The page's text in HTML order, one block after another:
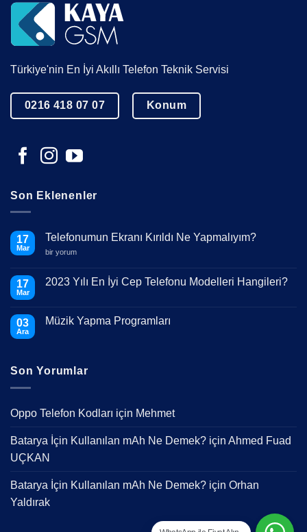
Türkiye'nin En İyi Akıllı Telefon Teknik Servisi
0216 418 07 07 Konum
Son Eklenenler
17
Mar
Telefonumun Ekranı Kırıldı Ne Yapmalıyım?
Telefonumun
Ne
Yapmalıyım?
bir yorum
17
Mar
2023 Yılı En İyi Cep Telefonu Modelleri Hangileri?
Yılı
Modelleri
Hangileri?
03
Ara
Müzik Yapma Programları
Programları
Son Yorumlar
Oppo Telefon Kodları için Mehmet
Batarya İçin Kullanılan mAh Ne Demek? için Ahmed Fuad
UÇKAN
Batarya İçin Kullanılan mAh Ne Demek? için Orhan
Yaldırak